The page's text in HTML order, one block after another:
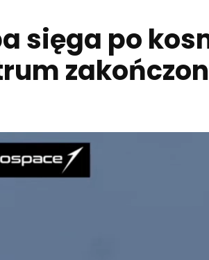
sięga po